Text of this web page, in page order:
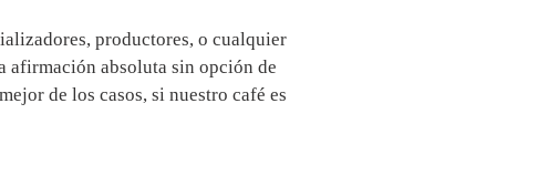
productores, o cualquier
afirmación absoluta sin opción de
de los casos, si nuestro café es